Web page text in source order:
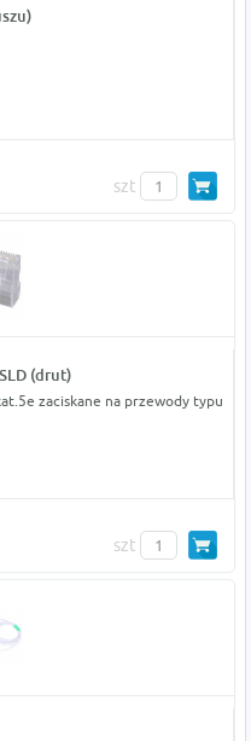
szt
(drut)
zaciskane na przewody typu
szt